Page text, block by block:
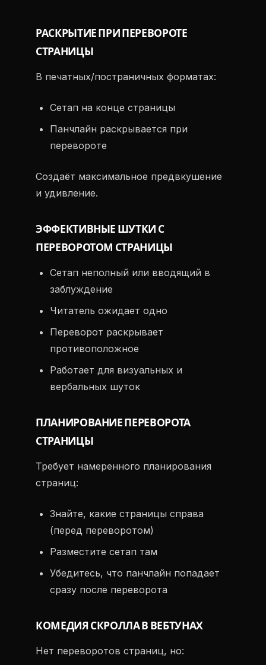
РАСКРЫТИЕ ПРИ ПЕРЕВОРОТЕ
СТРАНИЦЫ
В печатных/постраничных форматах:
Сетап на конце страницы
Панчлайн раскрывается при
перевороте
Создаёт максимальное предвкушение
и удивление.
ЭФФЕКТИВНЫЕ ШУТКИ С
ПЕРЕВОРОТОМ СТРАНИЦЫ
Сетап неполный или вводящий в
заблуждение
Читатель ожидает одно
Переворот раскрывает
противоположное
Работает для визуальных и
вербальных шуток
ПЛАНИРОВАНИЕ ПЕРЕВОРОТА
СТРАНИЦЫ
Требует намеренного планирования
страниц:
Знайте, какие страницы справа
(перед переворотом)
Разместите сетап там
Убедитесь, что панчлайн попадает
сразу после переворота
КОМЕДИЯ СКРОЛЛА В ВЕБТУНАХ
Нет переворотов страниц, но: